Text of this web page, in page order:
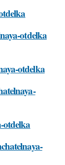
otdelka
otdelka
otdelka